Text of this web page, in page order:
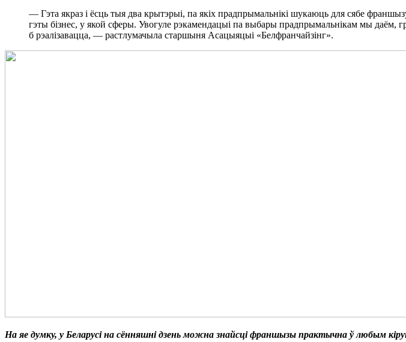
— Гэта якраз і ёсць тыя два крытэрыі, па якіх прадпрымальнікі шукаюць для сябе
гэты бізнес, у якой сферы. Увогуле рэкамендацыі па выбары прадпрымальнікам мы даём,
б рэалізавацца, — растлумачыла старшыня Асацыяцыі «Белфранчайзінг».
На яе думку, у Беларусі на сённяшні дзень можна знайсці франшызы практычна ў любым